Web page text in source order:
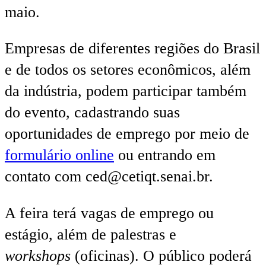
maio.
Empresas de diferentes regiões do Brasil
e de todos os setores econômicos, além
da indústria, podem participar também
do evento, cadastrando suas
oportunidades de emprego por meio de
formulário online ou entrando em
contato com ced@cetiqt.senai.br.
A feira terá vagas de emprego ou
estágio, além de palestras e
workshops (oficinas). O público poderá